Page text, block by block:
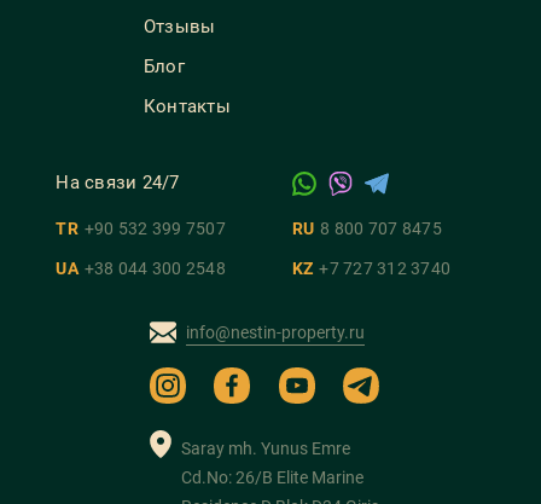
Отзывы
Блог
Контакты
На связи 24/7
TR +90 532 399 7507 RU 8 800 707 8475
UA +38 044 300 2548 KZ +7 727 312 3740
info@nestin-property.ru
Saray mh. Yunus Emre
Cd.No: 26/B Elite Marine